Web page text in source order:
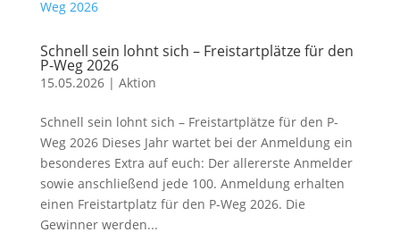
Schnell sein lohnt sich – Freistartplätze für den
P-Weg 2026
15.05.2026| Aktion
Schnell sein lohnt sich – Freistartplätze für den P-
Weg 2026 Dieses Jahr wartet bei der Anmeldung ein
besonderes Extra auf euch: Der allererste Anmelder
sowie anschließend jede 100. Anmeldung erhalten
einen Freistartplatz für den P-Weg 2026. Die
Gewinner werden...